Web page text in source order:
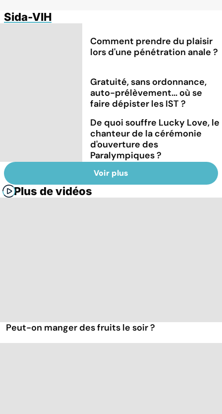
Sida-VIH
Comment prendre du plaisir
lors d'une pénétration anale ?
Gratuité, sans ordonnance,
auto-prélèvement... où se
faire dépister les IST ?
De quoi souffre Lucky Love, le
chanteur de la cérémonie
d'ouverture des
Paralympiques ?
Voir plus
Plus de vidéos
Peut-on manger des fruits le soir ?